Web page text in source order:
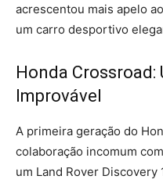
acrescentou mais apelo
um carro desportivo
Honda Crossroad:
Improvável
A primeira geração do
colaboração incomum
um Land Rover Discovery